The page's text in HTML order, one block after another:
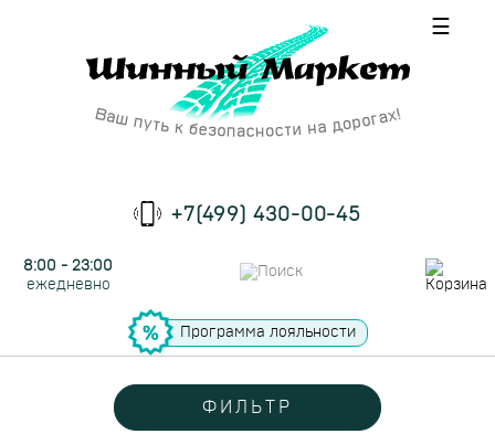
☰
+7(499) 430-00-45
8:00 - 23:00
ежедневно
Программа лояльности
ФИЛЬТР